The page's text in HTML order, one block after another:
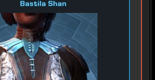
Bastila Shan